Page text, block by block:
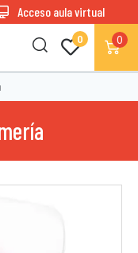
0 0
Acceso aula virtual